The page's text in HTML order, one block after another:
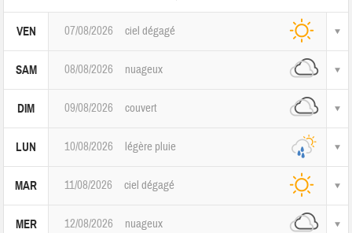
VEN 07/08/2026 ciel dégagé
SAM 08/08/2026 nuageux
DIM 09/08/2026 couvert
LUN 10/08/2026 légère pluie
MAR 11/08/2026 ciel dégagé
MER 12/08/2026 nuageux